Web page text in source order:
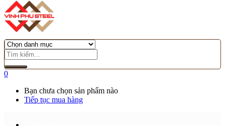
0
Bạn chưa chọn sản phẩm nào
Tiếp tục mua hàng